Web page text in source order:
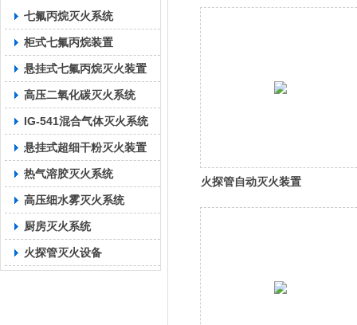
七氟丙烷灭火系统
柜式七氟丙烷装置
悬挂式七氟丙烷灭火装置
高压二氧化碳灭火系统
IG-541混合气体灭火系统
悬挂式超细干粉灭火装置
热气溶胶灭火系统
高压细水雾灭火系统
厨房灭火系统
火探管灭火设备
火探管自动灭火装置